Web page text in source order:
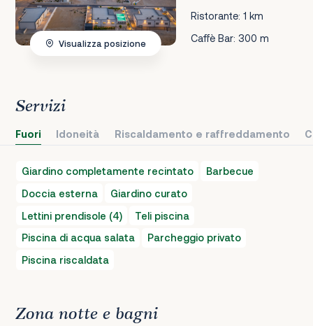
Ristorante: 1 km
Caffè Bar: 300 m
Visualizza posizione
Servizi
Fuori Idoneità Riscaldamento e raffreddamento
Giardino completamente recintato
Barbecue
Doccia esterna
Giardino curato
Lettini prendisole (4)
Teli piscina
Piscina di acqua salata
Parcheggio privato
Piscina riscaldata
Zona notte e bagni